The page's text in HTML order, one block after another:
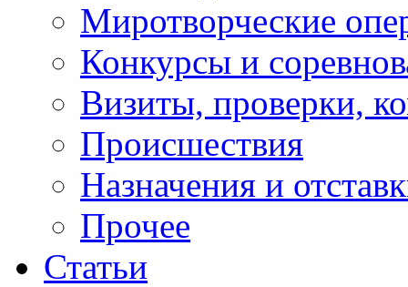
Миротворческие
Конкурсы и
Визиты, проверки,
Происшествия
Назначения и
Прочее
Статьи